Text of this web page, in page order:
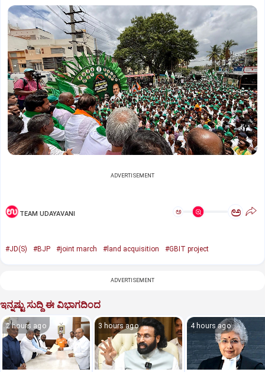
ADVERTISEMENT
TEAM UDAYAVANI ಅ ಅ
#JD(S) #BJP #joint march #land acquisition #GBIT project
ADVERTISEMENT
ಇನ್ನಷ್ಟು ಸುದ್ದಿ ಈ ವಿಭಾಗದಿಂದ
2 hours ago 3 hours ago 4 hours ago